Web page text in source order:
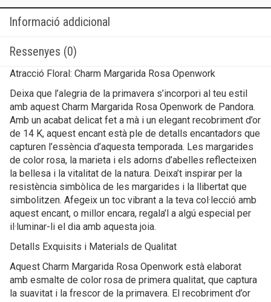
Informació addicional
Ressenyes (0)
Atracció Floral: Charm Margarida Rosa Openwork
Deixa que l’alegria de la primavera s’incorpori al teu estil
amb aquest Charm Margarida Rosa Openwork de Pandora.
Amb un acabat delicat fet a mà i un elegant recobriment d’or
de 14 K, aquest encant està ple de detalls encantadors que
capturen l’essència d’aquesta temporada. Les margarides
de color rosa, la marieta i els adorns d’abelles reflecteixen
la bellesa i la vitalitat de la natura. Deixa’t inspirar per la
resistència simbòlica de les margarides i la llibertat que
simbolitzen. Afegeix un toc vibrant a la teva col·lecció amb
aquest encant, o millor encara, regala’l a algú especial per
il·luminar-li el dia amb aquesta joia.
Detalls Exquisits i Materials de Qualitat
Aquest Charm Margarida Rosa Openwork està elaborat
amb esmalte de color rosa de primera qualitat, que captura
la suavitat i la frescor de la primavera. El recobriment d’or